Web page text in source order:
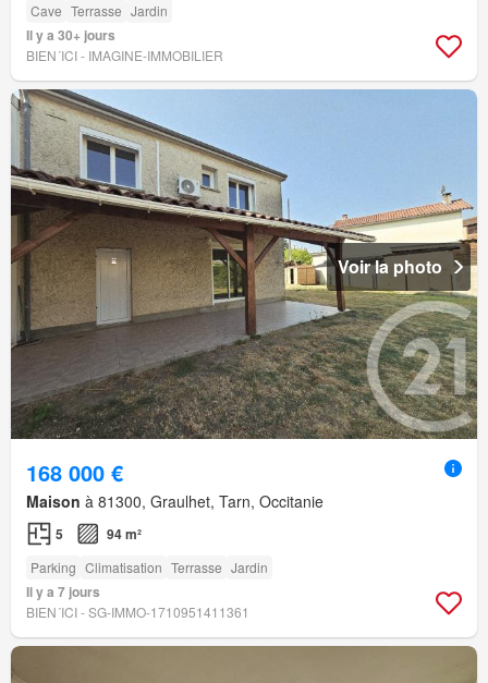
Cave Terrasse Jardin
Il y a 30+ jours
BIEN´ICI - IMAGINE-IMMOBILIER
Voir la photo
168 000 €
Maison à 81300, Graulhet, Tarn, Occitanie
5 94 m²
Parking Climatisation Terrasse Jardin
Il y a 7 jours
BIEN´ICI - SG-IMMO-1710951411361